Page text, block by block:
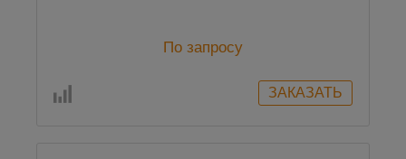
По запросу